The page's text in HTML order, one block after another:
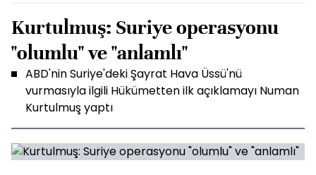
Kurtulmuş: Suriye operasyonu
"olumlu" ve "anlamlı"
ABD'nin Suriye'deki Şayrat Hava Üssü'nü
vurmasıyla ilgili Hükümetten ilk açıklamayı Numan
Kurtulmuş yaptı